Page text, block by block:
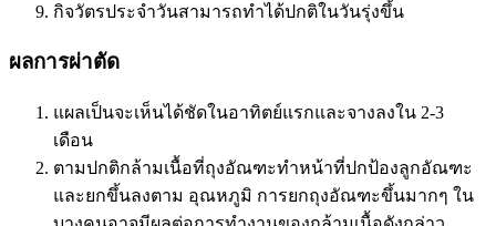
กิจวัตรประจำวันสามารถทำได้ปกติในวันรุ่งขึ้น
ผลการผ่าตัด
แผลเป็นจะเห็นได้ชัดในอาทิตย์แรกและจางลงใน 2-3
เดือน
ตามปกติกล้ามเนื้อที่ถุงอัณฑะทำหน้าที่ปกป้องลูกอัณฑะ
และยกขึ้นลงตาม อุณหภูมิ การยกถุงอัณฑะขึ้นมากๆ ใน